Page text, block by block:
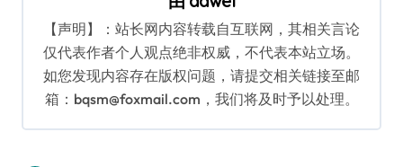
【声明】：站长网内容转载自互联网，其相关言论
仅代表作者个人观点绝非权威，不代表本站立场。
如您发现内容存在版权问题，请提交相关链接至邮
箱：bqsm@foxmail.com，我们将及时予以处理。